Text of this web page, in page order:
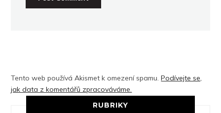
Tento web používá Akismet k omezení spamu.Podívejte se,
jak data z komentářů zpracováváme.
RUBRIKY